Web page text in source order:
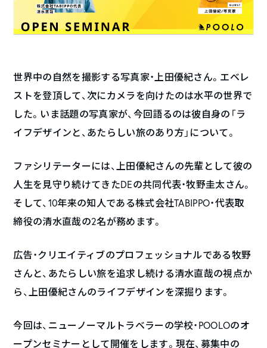
世界中の自然を撮影する写真家・上田優紀さん。エベレ
ストを登頂して、次にカメラを向けたのは水平の世界で
した。いま話題の写真家が、今回語るのは彼自身の「ラ
イフデザインと、あたらしい旅のあり方」について。
ファシリテーターには、上田優紀さんの先輩として彼の
人生を見守り続けてきたDEの共同代表・牧野圭太さん。
そして、10年来の知人である株式会社TABIPPO・代表取
締役の清水直哉の2名が務めます。
広告・クリエイティブのプロフェッショナルである牧野
さんと、あたらしい旅を追求し続ける清水直哉の視点か
ら、上田優紀さんのライフデザインを深掘ります。
今回は、ニューノーマルトラベラーの学校・POOLOのオ
ープンセミナーとして開催をします。現在、募集中の